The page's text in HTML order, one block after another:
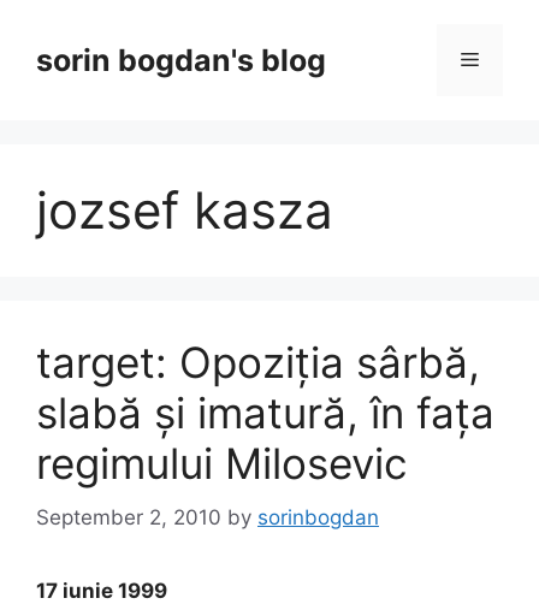
contentsorin bogdan's blog Menu
jozsef kasza
target: Opoziția sârbă,
slabă și imatură, în fața
regimului Milosevic
September 2, 2010 by sorinbogdan
17 iunie 1999